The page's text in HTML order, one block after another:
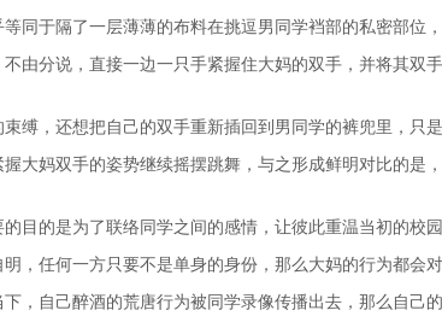
同于隔了一层薄薄的布料在挑逗男同学裆部的私密部位
由分说，直接一边一只手紧握住大妈的双手，并将其双
缚，还想把自己的双手重新插回到男同学的裤兜里，只
大妈双手的姿势继续摇摆跳舞，与之形成鲜明对比的是
目的是为了联络同学之间的感情，让彼此重温当初的校
，任何一方只要不是单身的身份，那么大妈的行为都会
，自己醉酒的荒唐行为被同学录像传播出去，那么自己